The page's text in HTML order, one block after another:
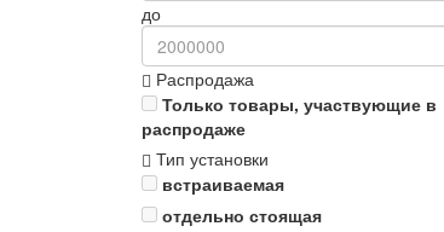
до
Распродажа
Только товары, участвующие в
распродаже
Тип установки
встраиваемая
отдельно стоящая